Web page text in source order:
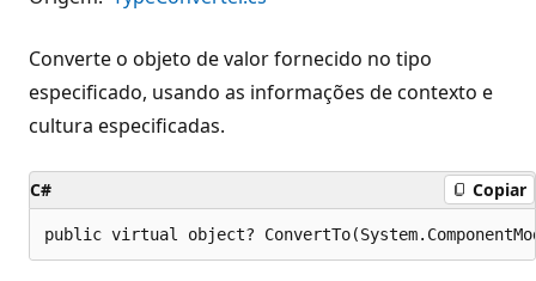
Converte o objeto de valor fornecido no tipo
especificado, usando as informações de contexto e
cultura especificadas.
C# Copiar
public virtual object?